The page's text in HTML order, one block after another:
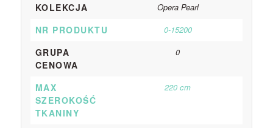
KOLEKCJA Opera Pearl
NR PRODUKTU 0-15200
GRUPA
CENOWA
0
MAX
SZEROKOŚĆ
TKANINY
220 cm